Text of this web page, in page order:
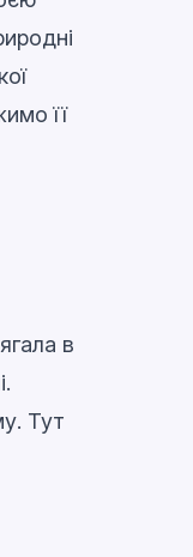
її
в
Тут